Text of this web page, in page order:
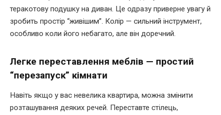
теракотову подушку на диван. Це одразу приверне увагу й
зробить простір “живішим”. Колір — сильний інструмент,
особливо коли його небагато, але він доречний.
Легке переставлення меблів — простий
“перезапуск” кімнати
Навіть якщо у вас невелика квартира, можна змінити
розташування деяких речей. Переставте стілець,